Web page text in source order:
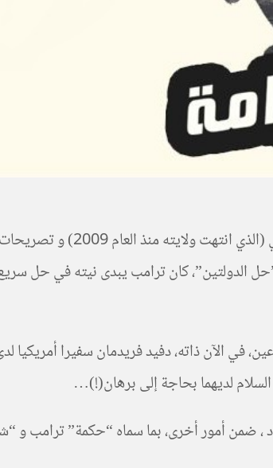
لم تُـثر زيارة محمود عباس لواشنطن يوم 3 مايو 2017 ضجة كبيرة.
الدولتين”، كان ترامب يبدى نيته في حل سريع
الآن ذاته، دفيد فريدمان سفيرا أمريكيا
لديهما بحاجة إلى برهان(!)…
، ضمن أمور أخرى، بما سماه “حكمة” ترامب و